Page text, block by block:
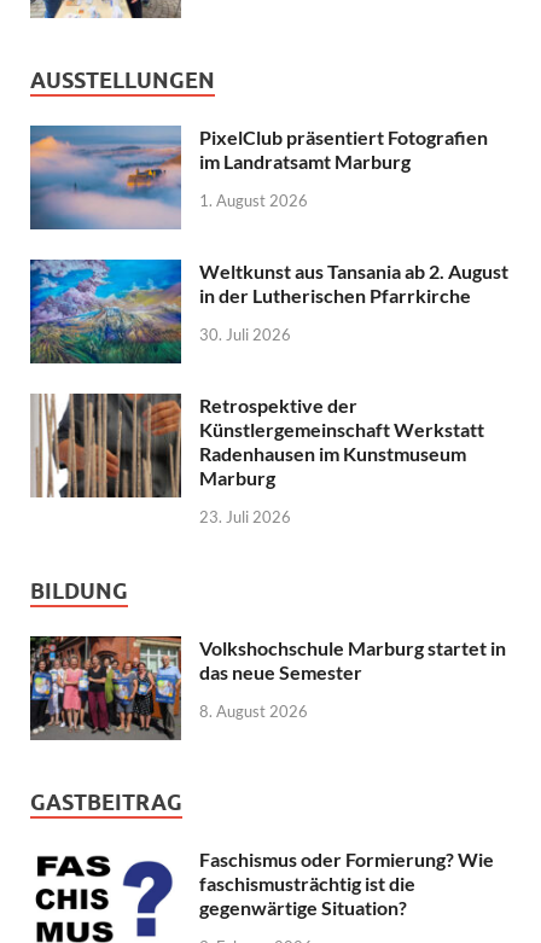
AUSSTELLUNGEN
PixelClub präsentiert Fotografien
im Landratsamt Marburg
1. August 2026
Weltkunst aus Tansania ab 2. August
in der Lutherischen Pfarrkirche
30. Juli 2026
Retrospektive der
Künstlergemeinschaft Werkstatt
Radenhausen im Kunstmuseum
Marburg
23. Juli 2026
BILDUNG
Volkshochschule Marburg startet in
das neue Semester
8. August 2026
GASTBEITRAG
Faschismus oder Formierung? Wie
faschismusträchtig ist die
gegenwärtige Situation?